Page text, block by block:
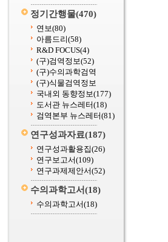
정기간행물(470)
연보(80)
아름드리(58)
R&D FOCUS(4)
(구)검역정보(52)
(구)수의과학검역
(구)식물검역정보
국내외 동향정보(177)
도서관 뉴스레터(18)
검역본부 뉴스레터(81)
연구성과자료(187)
연구성과활용집(26)
연구보고서(109)
연구과제제안서(52)
수의과학고서(18)
수의과학고서(18)